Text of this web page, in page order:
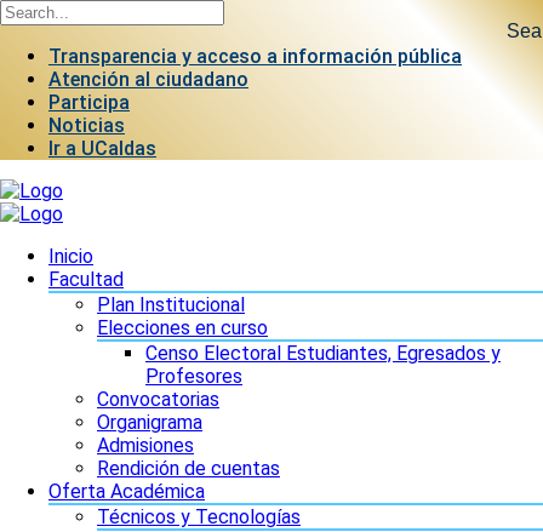
Transparencia y acceso a información pública
Atención al ciudadano
Participa
Noticias
Ir a UCaldas
Inicio
Facultad
Plan Institucional
Elecciones en curso
Censo Electoral Estudiantes, Egresados y
Profesores
Convocatorias
Organigrama
Admisiones
Rendición de cuentas
Oferta Académica
Técnicos y Tecnologías